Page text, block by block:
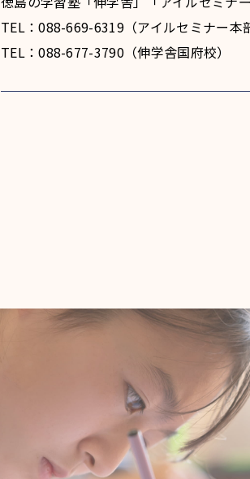
TEL：088-669-6319（アイルセミナー本
TEL：088-677-3790（伸学舎国府校）